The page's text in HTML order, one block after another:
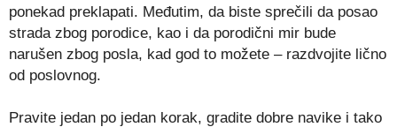
ponekad preklapati. Međutim, da biste sprečili da posao
strada zbog porodice, kao i da porodični mir bude
narušen zbog posla, kad god to možete – razdvojite lično
od poslovnog.
Pravite jedan po jedan korak, gradite dobre navike i tako